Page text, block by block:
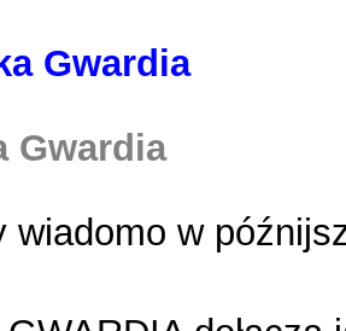
Gwardia
Gwardia
wiadomo w